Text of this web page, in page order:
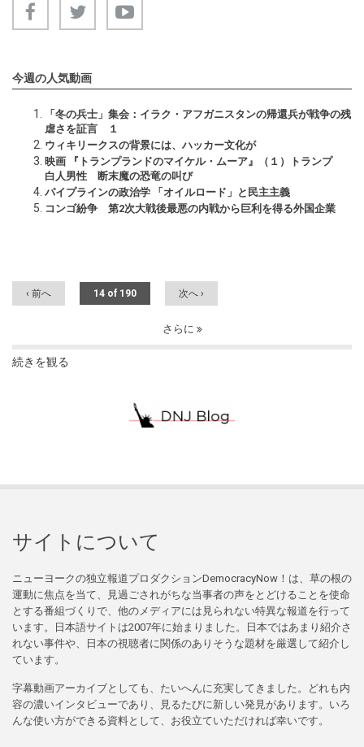
今週の人気動画
「冬の兵士」集会：イラク・アフガニスタンの帰還兵が戦争の残
虐さを証言 １
ウィキリークスの背景には、ハッカー文化が
映画 『トランプランドのマイケル・ムーア』（１）トランプ
白人男性 断末魔の恐竜の叫び
パイプラインの政治学 「オイルロード」と民主主義
コンゴ紛争 第2次大戦後最悪の内戦から巨利を得る外国企業
‹ 前へ 14 of 190 次へ ›
さらに
続きを観る
サイトについて
ニューヨークの独立報道プロダクションDemocracyNow！は、草の根の
運動に焦点を当て、見過ごされがちな当事者の声をとどけることを使命
とする番組づくりで、他のメディアには見られない特異な報道を行って
います。日本語サイトは2007年に始まりました。日本ではあまり紹介さ
れない事件や、日本の視聴者に関係のありそうな題材を厳選して紹介し
ています。
字幕動画アーカイブとしても、たいへんに充実してきました。どれも内
容の濃いインタビューであり、見るたびに新しい発見があります。いろ
んな使い方ができる資料として、お役立ていただければ幸いです。